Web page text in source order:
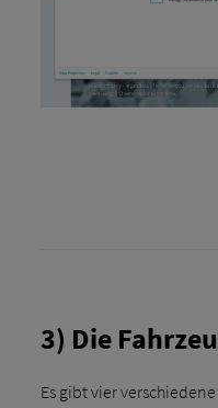
3) Die
Es gibt vier